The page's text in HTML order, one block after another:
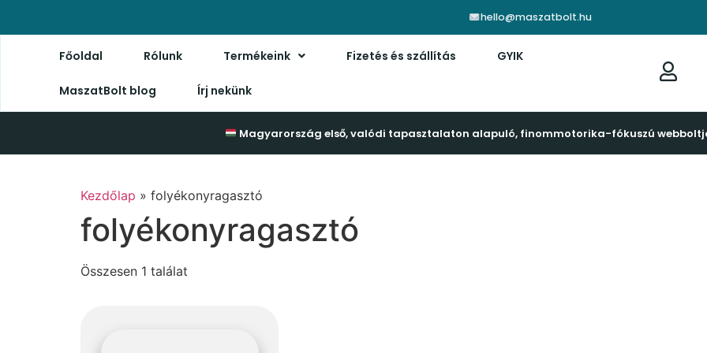
hello@maszatbolt.hu
Főoldal Rólunk Termékeink Fizetés és szállítás GYIK
MaszatBolt blog Írj nekünk
Magyarország első, valódi tapasztalaton alapuló, finommotorika-fókuszú
Kezdőlap » folyékonyragasztó
folyékonyragasztó
Összesen 1 találat